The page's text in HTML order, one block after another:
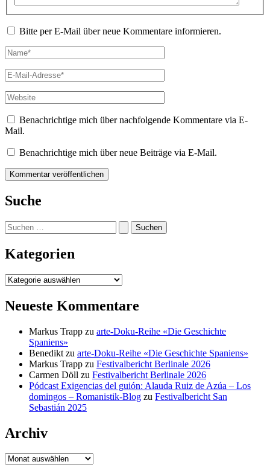
Bitte per E-Mail über neue Kommentare informieren.
Name*
E-
Mail-
Adresse*
Website
Benachrichtige mich über nachfolgende Kommentare via E-
Mail.
Benachrichtige mich über neue Beiträge via E-Mail.
Suche
Suchen
nach:
Kategorien
Kategorien
Neueste Kommentare
Markus Trapp zu arte-Doku-Reihe «Die Geschichte
Spaniens»
Benedikt zu arte-Doku-Reihe «Die Geschichte Spaniens»
Markus Trapp zu Festivalbericht Berlinale 2026
Carmen Döll zu Festivalbericht Berlinale 2026
Pódcast Exigencias del guión: Alauda Ruiz de Azúa – Los
domingos – Romanistik-Blog zu Festivalbericht San
Sebastián 2025
Archiv
Archiv